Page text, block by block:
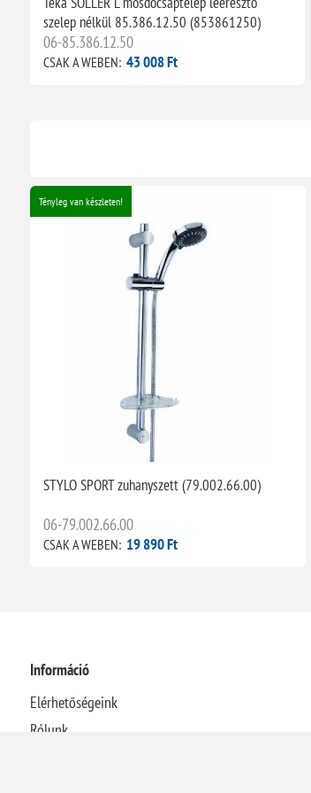
szelep nélkül 85.386.12.50 (853861250)
06-85.386.12.50
CSAK A WEBEN: 43 008 Ft
Tényleg van készleten!
STYLO SPORT zuhanyszett (79.002.66.00)
06-79.002.66.00
CSAK A WEBEN: 19 890 Ft
Információ
Elérhetőségeink
Rólunk